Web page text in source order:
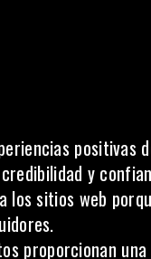
positivas
y
los sitios web
proporcionan